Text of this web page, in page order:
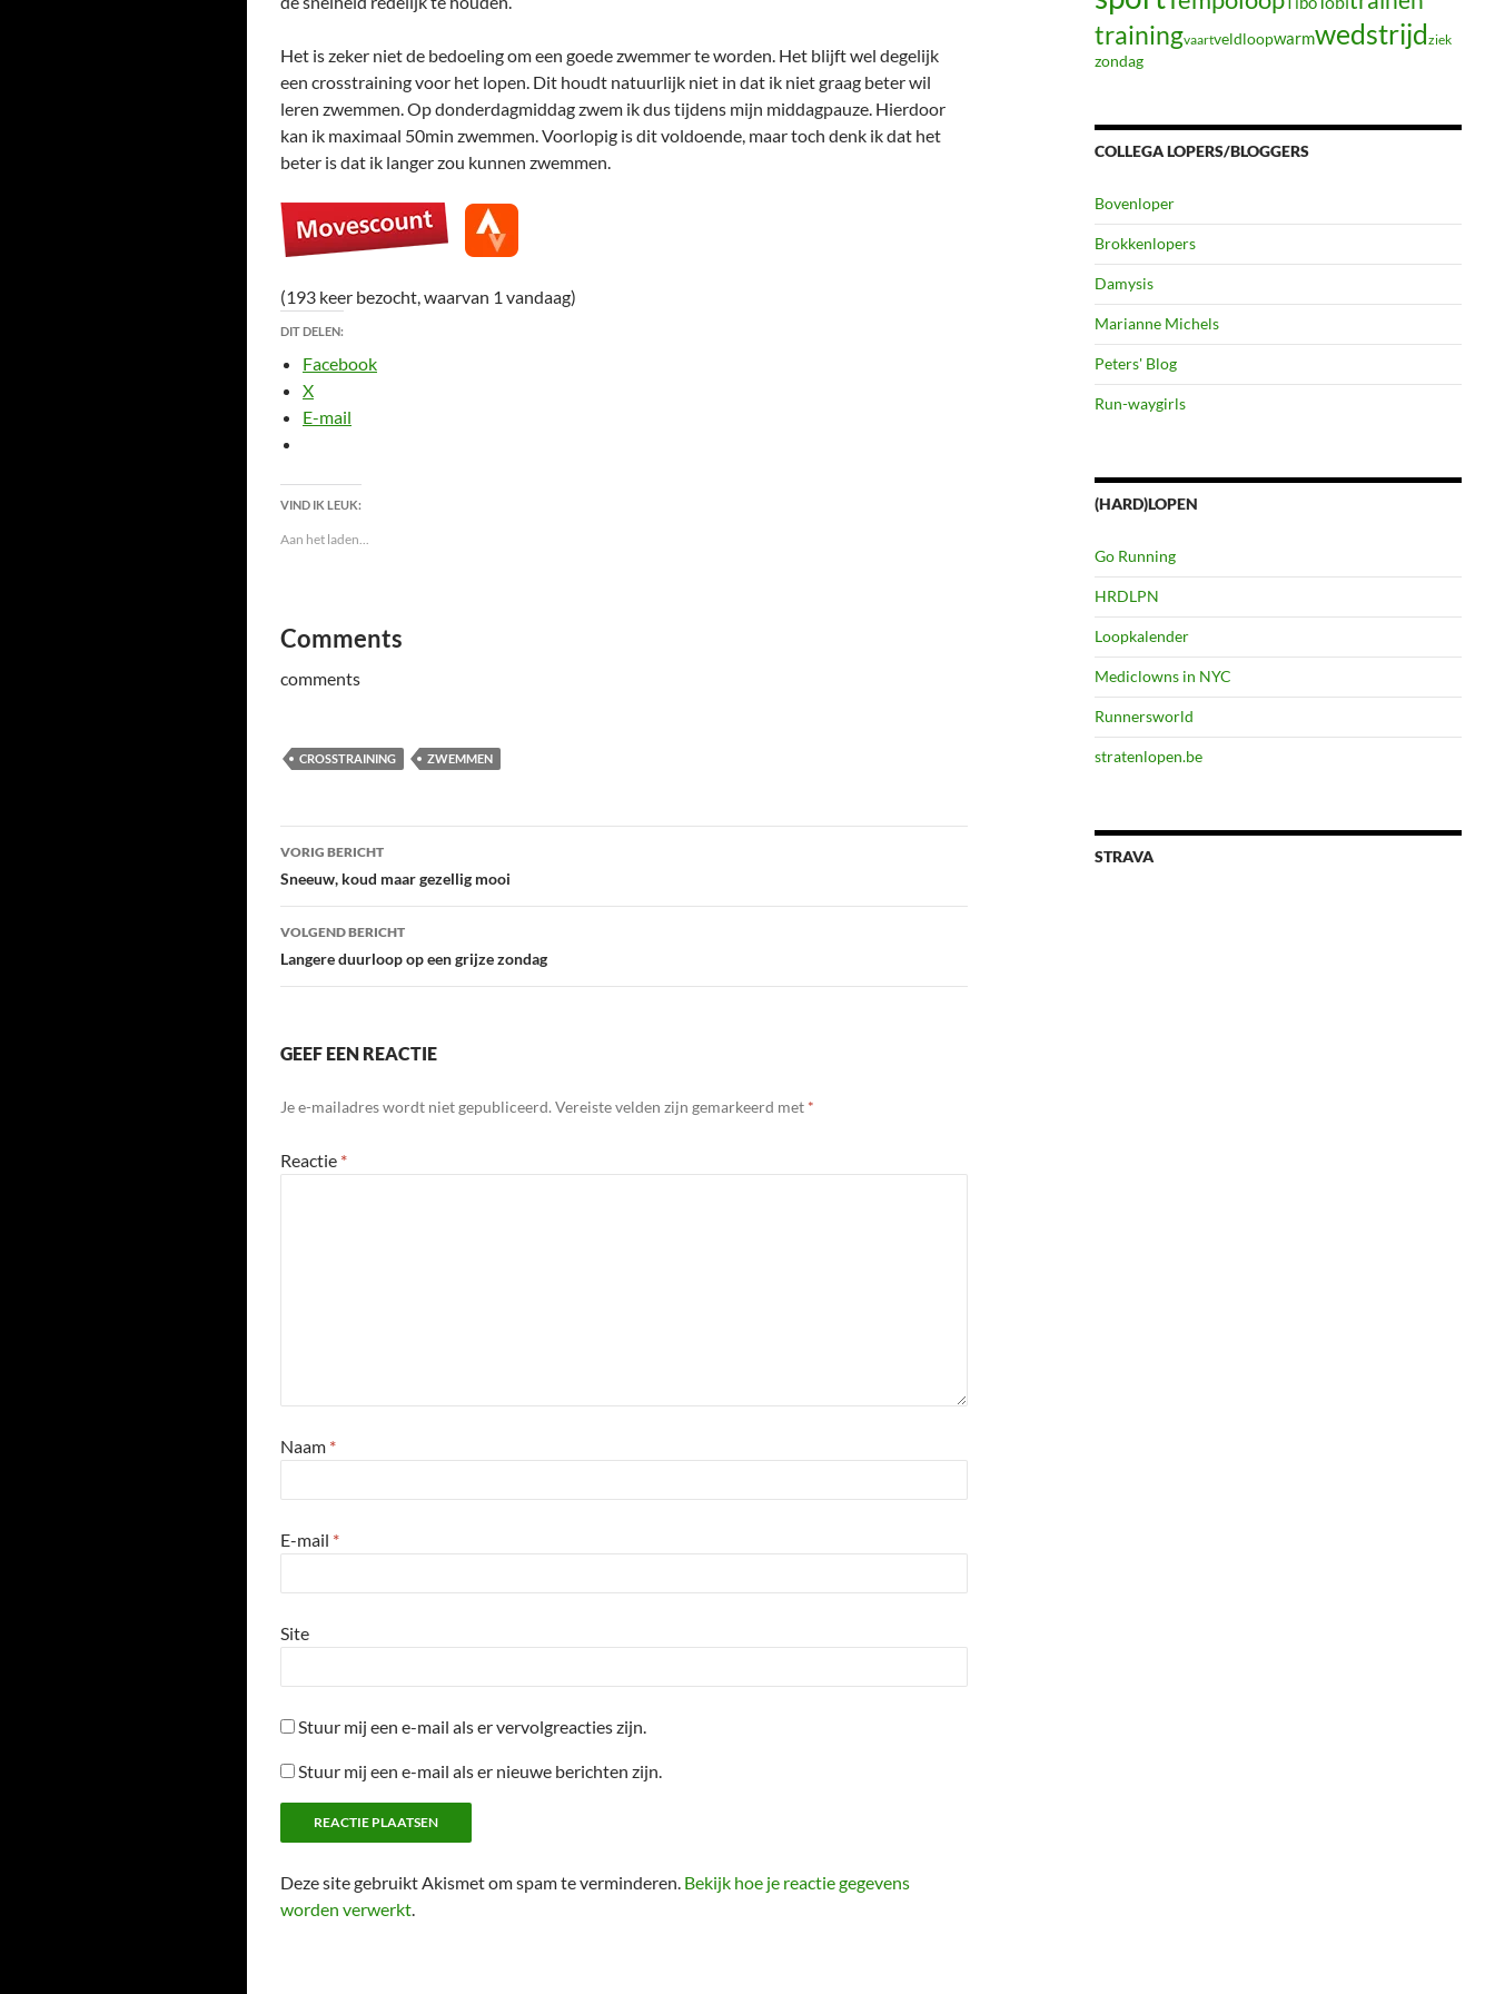
Het is zeker niet de bedoeling om een goede zwemmer te worden. Het blijft wel degelijk
een crosstraining voor het lopen. Dit houdt natuurlijk niet in dat ik niet graag beter wil
leren zwemmen. Op donderdagmiddag zwem ik dus tijdens mijn middagpauze. Hierdoor
kan ik maximaal 50min zwemmen. Voorlopig is dit voldoende, maar toch denk ik dat het
beter is dat ik langer zou kunnen zwemmen.
(193 keer bezocht, waarvan 1 vandaag)
DIT DELEN:
Facebook
X
E-mail
VIND IK LEUK:
Aan het laden...
Comments
comments
CROSSTRAINING ZWEMMEN
Bericht
navigatie
VORIG BERICHT
Sneeuw, koud maar gezellig mooi
VOLGEND BERICHT
Langere duurloop op een grijze zondag
GEEF EEN REACTIE
Je e-mailadres wordt niet gepubliceerd. Vereiste velden zijn gemarkeerd met *
Reactie *
Naam *
E-mail *
Site
Stuur mij een e-mail als er vervolgreacties zijn.
Stuur mij een e-mail als er nieuwe berichten zijn.
Deze site gebruikt Akismet om spam te verminderen. Bekijk hoe je reactie gegevens
worden verwerkt.
trainingvaartveldloopwarmwedstrijdziek
zondag
COLLEGA LOPERS/BLOGGERS
Bovenloper
Brokkenlopers
Damysis
Marianne Michels
Peters' Blog
Run-waygirls
(HARD)LOPEN
Go Running
HRDLPN
Loopkalender
Mediclowns in NYC
Runnersworld
stratenlopen.be
STRAVA